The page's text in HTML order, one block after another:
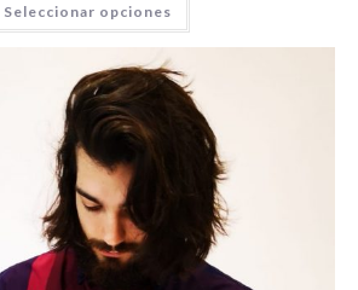
Seleccionar opciones